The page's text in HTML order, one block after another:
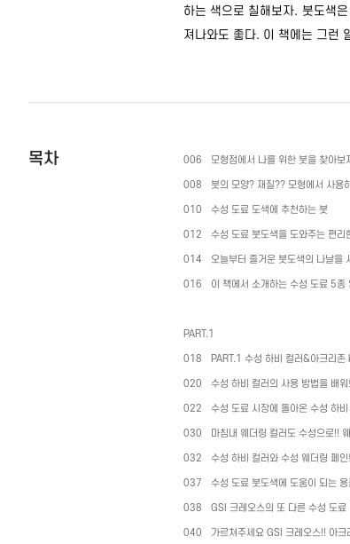
하는 색으로 칠해보자. 붓도색
져나와도 좋다. 이 책에는 그런
목차 006 모형점에서 나를 위한 붓을 찾아보
008 붓의 모양? 재질?? 모형에서 사용
010 수성 도료 도색에 추천하는 붓
012 수성 도료 붓도색을 도와주는 편리
014 오늘부터 즐거운 붓도색의 나날을
016 이 책에서 소개하는 수성 도료 5종
PART.1
018 PART.1 수성 하비 컬러&아크리존
020 수성 하비 컬러의 사용 방법을 배워
022 수성 도료 시장에 돌아온 수성 하비
030 마침내 웨더링 컬러도 수성으로!!
032 수성 하비 컬러와 수성 웨더링 페인
037 수성 도료 붓도색에 도움이 되는 용
038 GSI 크레오스의 또 다른 수성 도료
040 가르쳐주세요 GSI 크레오스!! 아크